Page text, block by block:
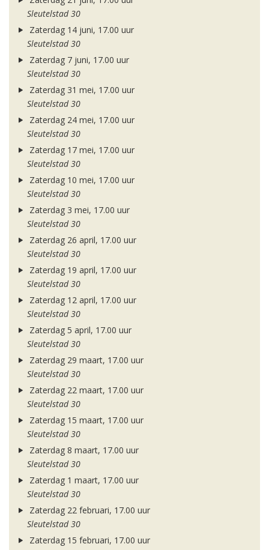
Sleutelstad 30
Zaterdag 14 juni, 17.00 uur
Sleutelstad 30
Zaterdag 7 juni, 17.00 uur
Sleutelstad 30
Zaterdag 31 mei, 17.00 uur
Sleutelstad 30
Zaterdag 24 mei, 17.00 uur
Sleutelstad 30
Zaterdag 17 mei, 17.00 uur
Sleutelstad 30
Zaterdag 10 mei, 17.00 uur
Sleutelstad 30
Zaterdag 3 mei, 17.00 uur
Sleutelstad 30
Zaterdag 26 april, 17.00 uur
Sleutelstad 30
Zaterdag 19 april, 17.00 uur
Sleutelstad 30
Zaterdag 12 april, 17.00 uur
Sleutelstad 30
Zaterdag 5 april, 17.00 uur
Sleutelstad 30
Zaterdag 29 maart, 17.00 uur
Sleutelstad 30
Zaterdag 22 maart, 17.00 uur
Sleutelstad 30
Zaterdag 15 maart, 17.00 uur
Sleutelstad 30
Zaterdag 8 maart, 17.00 uur
Sleutelstad 30
Zaterdag 1 maart, 17.00 uur
Sleutelstad 30
Zaterdag 22 februari, 17.00 uur
Sleutelstad 30
Zaterdag 15 februari, 17.00 uur